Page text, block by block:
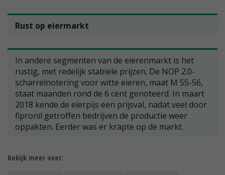
Rust op eiermarkt
In andere segmenten van de eierenmarkt is het
rustig, met redelijk stabiele prijzen. De NOP 2.0-
scharrelnotering voor witte eieren, maat M 55-56,
staat maanden rond de 6 cent genoteerd. In maart
2018 kende de eierpijs een prijsval, nadat veel door
fipronil getroffen bedrijven de productie weer
oppakten. Eerder was er krapte op de markt.
Bekijk meer over: